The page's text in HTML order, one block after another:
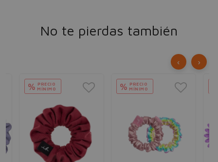
No te pierdas también
% PRECIO
MÍNIMO
% PRECIO
MÍNIMO
‹ ›